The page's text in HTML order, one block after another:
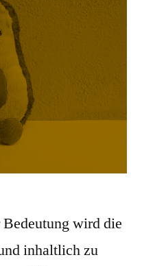
wird die
inhaltlich zu